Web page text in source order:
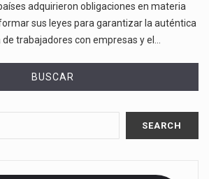
adquirieron obligaciones en materia
sus leyes para garantizar la auténtica
trabajadores con empresas y el…
BUSCAR